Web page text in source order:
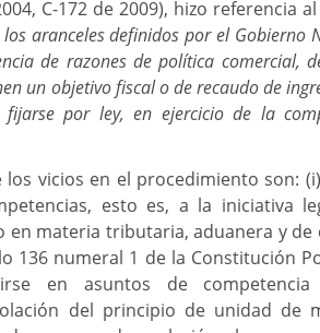
C-172 de 2009), hizo referencia
aranceles definidos por el Gobierno
de razones de política comercial,
un objetivo fiscal o de recaudo de
por ley, en ejercicio de la
vicios en el procedimiento son:
esto es, a la iniciativa
en materia tributaria, aduanera y
136 numeral 1 de la Constitución
en asuntos de
del principio de unidad de